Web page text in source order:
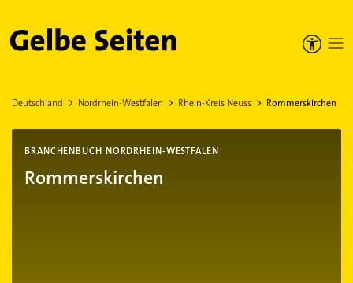
Gelbe Seiten
Deutschland Nordrhein-Westfalen Rhein-Kreis Neuss Rommerskirchen
BRANCHENBUCH NORDRHEIN-WESTFALEN
Rommerskirchen